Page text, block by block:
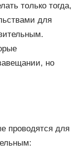
только тогда,
для
но
проводятся для